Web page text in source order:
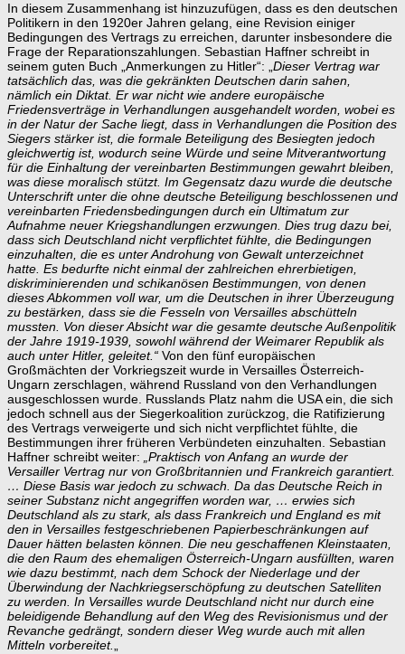
In diesem Zusammenhang ist hinzuzufügen, dass es den deutschen
Politikern in den 1920er Jahren gelang, eine Revision einiger
Bedingungen des Vertrags zu erreichen, darunter insbesondere die
Frage der Reparationszahlungen. Sebastian Haffner schreibt in
seinem guten Buch „Anmerkungen zu Hitler“: „ Dieser Vertrag war
tatsächlich das, was die gekränkten Deutschen darin sahen,
nämlich ein Diktat. Er war nicht wie andere europäische
Friedensverträge in Verhandlungen ausgehandelt worden, wobei es
in der Natur der Sache liegt, dass in Verhandlungen die Position des
Siegers stärker ist, die formale Beteiligung des Besiegten jedoch
gleichwertig ist, wodurch seine Würde und seine Mitverantwortung
für die Einhaltung der vereinbarten Bestimmungen gewahrt bleiben,
was diese moralisch stützt. Im Gegensatz dazu wurde die deutsche
Unterschrift unter die ohne deutsche Beteiligung beschlossenen und
vereinbarten Friedensbedingungen durch ein Ultimatum zur
Aufnahme neuer Kriegshandlungen erzwungen. Dies trug dazu bei,
dass sich Deutschland nicht verpflichtet fühlte, die Bedingungen
einzuhalten, die es unter Androhung von Gewalt unterzeichnet
hatte. Es bedurfte nicht einmal der zahlreichen ehrerbietigen,
diskriminierenden und schikanösen Bestimmungen, von denen
dieses Abkommen voll war, um die Deutschen in ihrer Überzeugung
zu bestärken, dass sie die Fesseln von Versailles abschütteln
mussten.
Von dieser Absicht war die gesamte deutsche Außenpolitik
der Jahre 1919-1939, sowohl während der Weimarer Republik als
auch unter Hitler, geleitet.“ Von den fünf europäischen
Großmächten der Vorkriegszeit wurde in Versailles Österreich-
Ungarn zerschlagen, während Russland von den Verhandlungen
ausgeschlossen wurde. Russlands Platz nahm die USA ein, die sich
jedoch schnell aus der Siegerkoalition zurückzog, die Ratifizierung
des Vertrags verweigerte und sich nicht verpflichtet fühlte, die
Bestimmungen ihrer früheren Verbündeten einzuhalten. Sebastian
Haffner schreibt weiter:
„Praktisch von Anfang an wurde der
Versailler Vertrag nur von Großbritannien und Frankreich garantiert.
… Diese Basis war jedoch zu schwach. Da das Deutsche Reich in
seiner Substanz nicht angegriffen worden war, … erwies sich
Deutschland als zu stark, als dass Frankreich und England es mit
den in Versailles festgeschriebenen Papierbeschränkungen auf
Dauer hätten belasten können. Die neu geschaffenen Kleinstaaten,
die den Raum des ehemaligen Österreich-Ungarn ausfüllten, waren
wie dazu bestimmt, nach dem Schock der Niederlage und der
Überwindung der Nachkriegserschöpfung zu deutschen Satelliten
zu werden. In Versailles wurde Deutschland nicht nur durch eine
beleidigende Behandlung auf den Weg des Revisionismus und der
Revanche gedrängt, sondern dieser Weg wurde auch mit allen
Mitteln vorbereitet.